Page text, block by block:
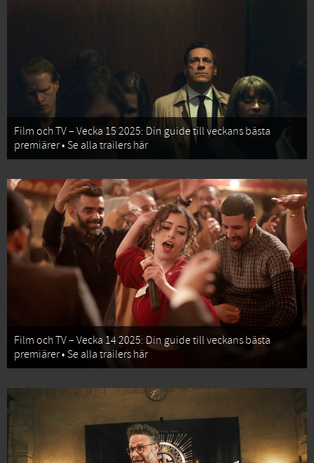
Film och TV – Vecka 15 2025: Din guide till veckans bästa
premiärer • Se alla trailers här
Film och TV – Vecka 14 2025: Din guide till veckans bästa
premiärer • Se alla trailers här